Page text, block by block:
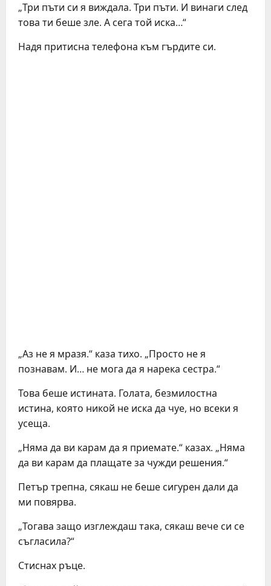
„Три пъти си я виждала. Три пъти. И винаги след
това ти беше зле. А сега той иска…“
Надя притисна телефона към гърдите си.
„Аз не я мразя.“ каза тихо. „Просто не я
познавам. И… не мога да я нарека сестра.“
Това беше истината. Голата, безмилостна
истина, която никой не иска да чуе, но всеки я
усеща.
„Няма да ви карам да я приемате.“ казах. „Няма
да ви карам да плащате за чужди решения.“
Петър трепна, сякаш не беше сигурен дали да
ми повярва.
„Тогава защо изглеждаш така, сякаш вече си се
съгласила?“
Стиснах ръце.